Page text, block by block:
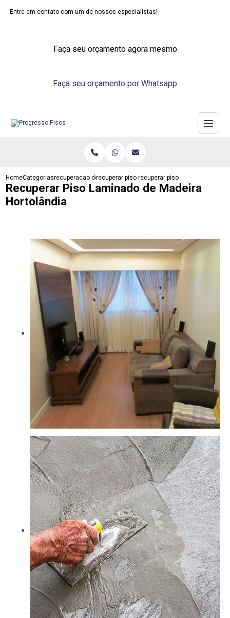
Entre em contato com um de nossos especialistas!
Faça seu orçamento agora mesmo
Faça seu orçamento por Whatsapp
HomeCategoriasrecuperacao de pisosrecuperar piso laminado de madeira
recuperar piso laminado de
Recuperar Piso Laminado de Madeira
Hortolândia